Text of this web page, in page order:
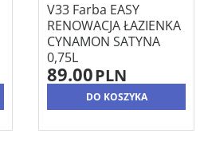
V33 Farba EASY
RENOWACJA ŁAZIENKA
CYNAMON SATYNA
0,75L
89.00PLN
DO KOSZYKA